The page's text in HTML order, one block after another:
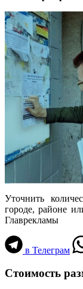
Уточнить
городе, районе
Главрекламы
в Телеграм
Стоимость